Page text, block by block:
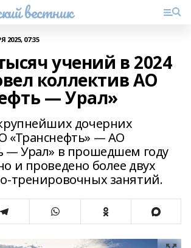
вестник
2025, 07:35
учений в 2024
коллектив АО
— Урал»
дочерних
«Транснефть» — АО
— Урал» в прошедшем году
и проведено более двух
тренировочных занятий.